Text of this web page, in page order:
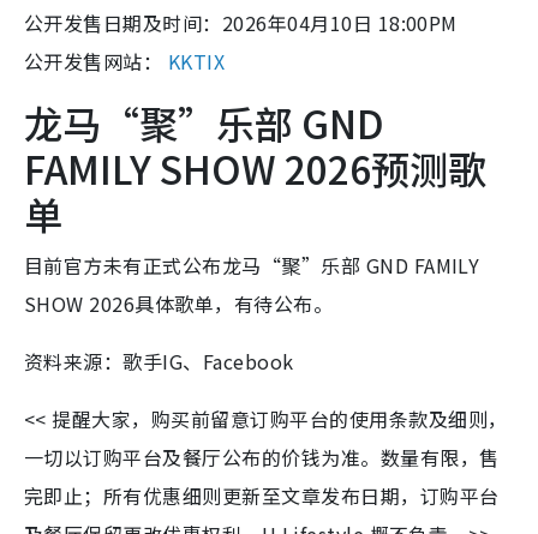
公开发售日期及时间：2026年04月10日 18:00PM
公开发售网站： KKTIX
龙马“聚”乐部 GND
FAMILY SHOW 2026预测歌
单
目前官方未有正式公布龙马“聚”乐部 GND FAMILY
SHOW 2026具体歌单，有待公布。
资料来源：歌手IG、Facebook
<< 提醒大家，购买前留意订购平台的使用条款及细则，
一切以订购平台及餐厅公布的价钱为准。数量有限，售
完即止；所有优惠细则更新至文章发布日期，订购平台